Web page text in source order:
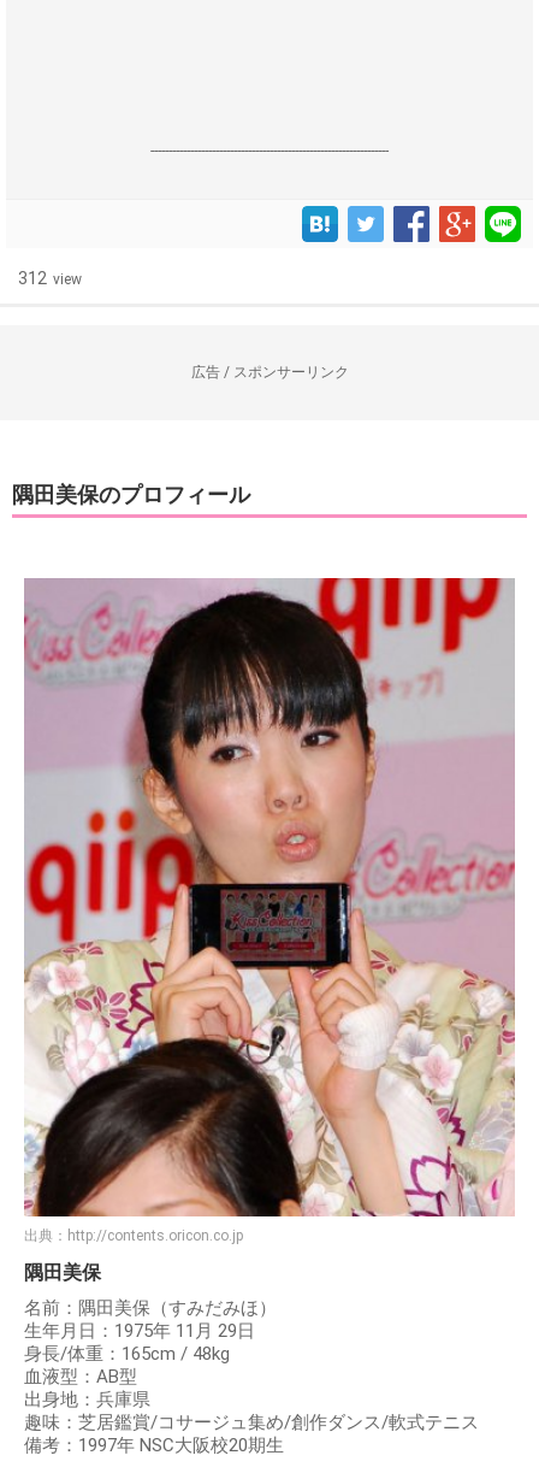
------------------------------------------------------------------
312 view
広告 / スポンサーリンク
隅田美保のプロフィール
出典： http://contents.oricon.co.jp
隅田美保
名前：隅田美保（すみだみほ）
生年月日：1975年 11月 29日
身長/体重：165cm / 48kg
血液型：AB型
出身地：兵庫県
趣味：芝居鑑賞/コサージュ集め/創作ダンス/軟式テニス
備考：1997年 NSC大阪校20期生